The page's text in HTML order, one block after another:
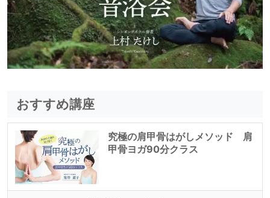
おすすめ講座
究極の肩甲骨はがしメソッド 肩
甲骨ヨガ90分クラス